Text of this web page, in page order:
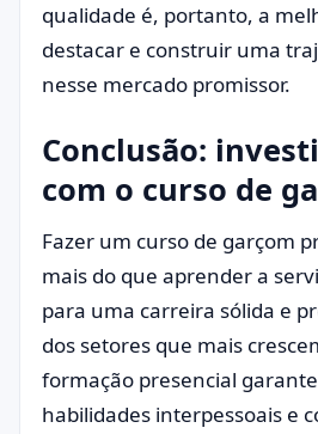
qualidade é, portanto, a
destacar e construir uma
nesse mercado promissor.
Conclusão:
com o curso de
Fazer um curso de garçom
mais do que aprender a
para uma carreira sólida e
dos setores que mais
formação presencial
habilidades interpessoais e